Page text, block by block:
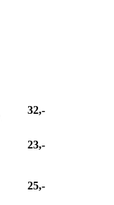
32,-
23,-
25,-